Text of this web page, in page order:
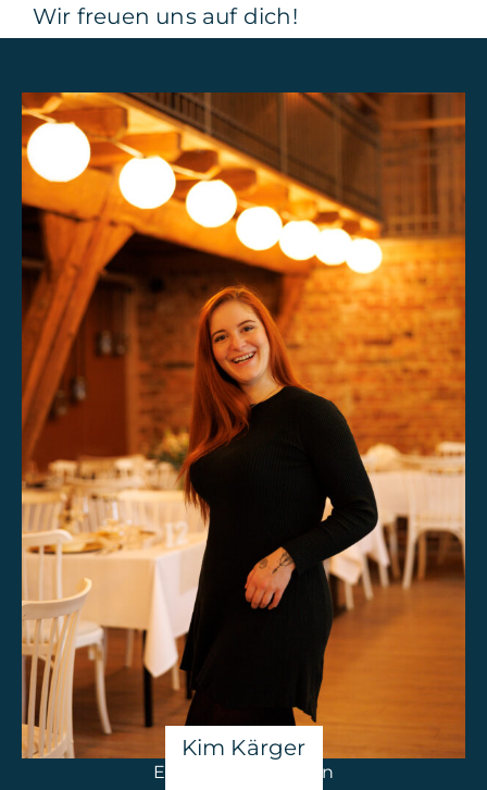
Wir freuen uns auf dich!
Kim Kärger
Event Veranstalterin